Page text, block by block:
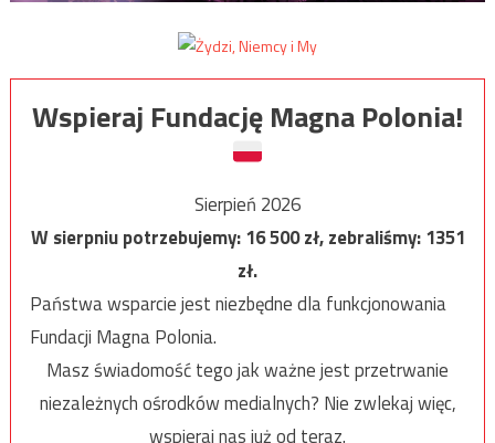
Wspieraj Fundację Magna Polonia!
Sierpień 2026
W sierpniu potrzebujemy:16 500zł, zebraliśmy:1351
zł.
Państwa wsparcie jest niezbędne dla funkcjonowania
Fundacji Magna Polonia.
Masz świadomość tego jak ważne jest przetrwanie
niezależnych ośrodków medialnych? Nie zwlekaj więc,
wspieraj nas już od teraz.